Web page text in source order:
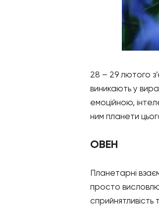
28 – 29 лютого
виникають у
емоційною,
ним планети
ОВЕН
Планетарні
просто